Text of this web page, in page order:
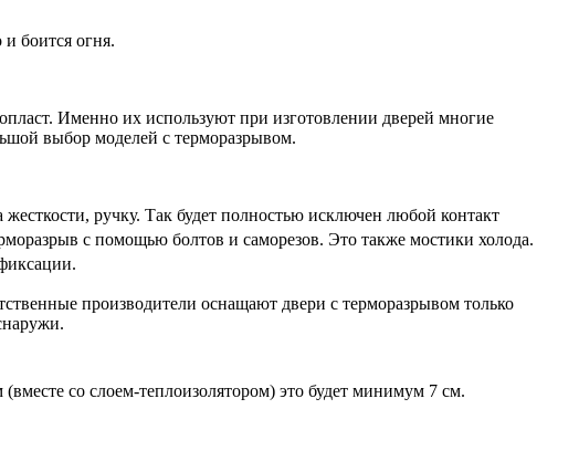
боится огня.
Именно их используют при изготовлении дверей многие
выбор моделей с терморазрывом.
ручку. Так будет полностью исключен любой контакт
с помощью болтов и саморезов. Это также мостики холода.
производители оснащают двери с терморазрывом только
со слоем-теплоизолятором) это будет минимум 7 см.